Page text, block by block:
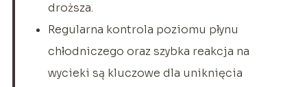
droższa.
Regularna kontrola poziomu płynu
chłodniczego oraz szybka reakcja na
wycieki są kluczowe dla uniknięcia